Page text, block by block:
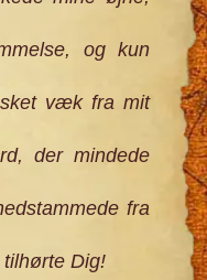
og kun
væk fra mit
der mindede
fra
Dig!